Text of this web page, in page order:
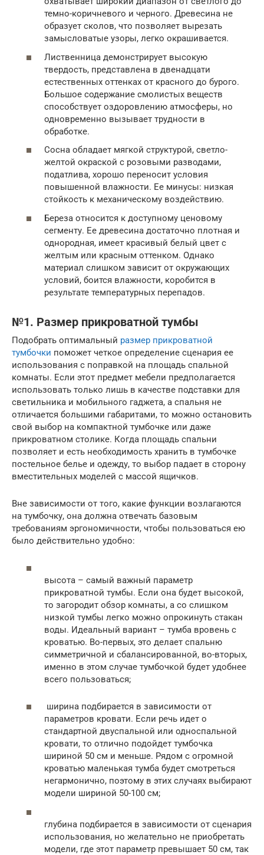
темно-коричневого и черного. Древесина не
образует сколов, что позволяет вырезать
замысловатые узоры, легко окрашивается.
Лиственница демонстрирует высокую
твердость, представлена в двенадцати
естественных оттенках от красного до бурого.
Большое содержание смолистых веществ
способствует оздоровлению атмосферы, но
одновременно вызывает трудности в
обработке.
Сосна обладает мягкой структурой, светло-
желтой окраской с розовыми разводами,
податлива, хорошо переносит условия
повышенной влажности. Ее минусы: низкая
стойкость к механическому воздействию.
Береза относится к доступному ценовому
сегменту. Ее древесина достаточно плотная и
однородная, имеет красивый белый цвет с
желтым или красным оттенком. Однако
материал слишком зависит от окружающих
условий, боится влажности, коробится в
результате температурных перепадов.
№1. Размер прикроватной тумбы
Подобрать оптимальный размер прикроватной
тумбочки поможет четкое определение сценария ее
использования с поправкой на площадь спальной
комнаты. Если этот предмет мебели предполагается
использовать только лишь в качестве подставки для
светильника и мобильного гаджета, а спальня не
отличается большими габаритами, то можно остановить
свой выбор на компактной тумбочке или даже
прикроватном столике. Когда площадь спальни
позволяет и есть необходимость хранить в тумбочке
постельное белье и одежду, то выбор падает в сторону
вместительных моделей с массой ящичков.
Вне зависимости от того, какие функции возлагаются
на тумбочку, она должна отвечать базовым
требованиям эргономичности, чтобы пользоваться ею
было действительно удобно:
высота – самый важный параметр
прикроватной тумбы. Если она будет высокой,
то загородит обзор комнаты, а со слишком
низкой тумбы легко можно опрокинуть стакан
воды. Идеальный вариант – тумба вровень с
кроватью. Во-первых, это делает спальню
симметричной и сбалансированной, во-вторых,
именно в этом случае тумбочкой будет удобнее
всего пользоваться;
ширина подбирается в зависимости от
параметров кровати. Если речь идет о
стандартной двуспальной или односпальной
кровати, то отлично подойдет тумбочка
шириной 50 см и меньше. Рядом с огромной
кроватью маленькая тумба будет смотреться
негармонично, поэтому в этих случаях выбирают
модели шириной 50-100 см;
глубина подбирается в зависимости от сценария
использования, но желательно не приобретать
модели, где этот параметр превышает 50 см, так